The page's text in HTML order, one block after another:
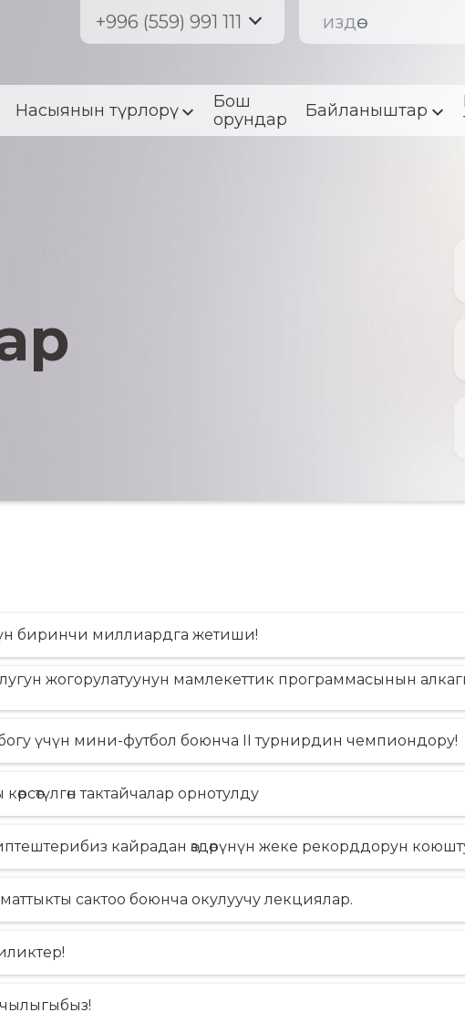
+996 (559) 991 111
Насыянын түрлорү
Бош
орундар
Байланыштар
биринчи миллиардга жетиши!
жогорулатуунун мамлекеттик программасынын
үчүн мини-футбол боюнча II турнирдин чемпиондору!
тактайчалар орнотулду
кайрадан ѳздѳрүнүн жеке рекорддорун
сактоо боюнча окулуучу лекциялар.
СҮЙҮҮ МЕНЕН БЫШЫРЫЛГАН НАН
АЗЫКТАР!
18.06.2025
Тигүү — жашоо
20.07.2024